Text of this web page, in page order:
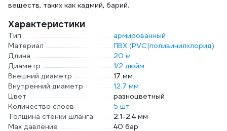
веществ, таких как кадмий, барий.
Характеристики
Тип
армированный
Материал
ПВХ (PVC|поливинилхлорид)
Длина
20 м
Диаметр
1/2 дюйм
Внешний диаметр
17 мм
Внутренний диаметр
12.7 мм
Цвет
разноцветный
Количество слоев
5 шт
Толщина стенки шланга
2.1-2.4 мм
Max давление
40 бар